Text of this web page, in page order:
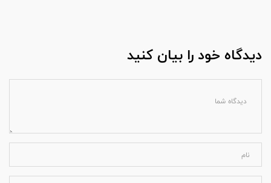
دیدگاه خود را بیان کنید